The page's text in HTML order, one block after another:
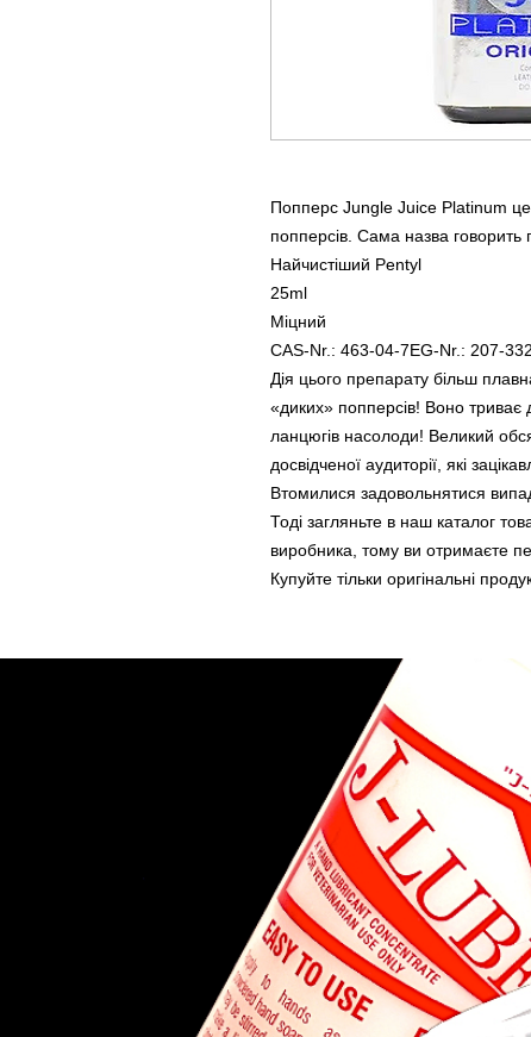
Попперс Jungle Juice Platinum
попперсів. Сама назва говорить
Найчистіший Pentyl
25ml
Міцний
CAS-Nr.: 463-04-7EG-Nr.: 207-
Дія цього препарату більш
«диких» попперсів! Воно триває
ланцюгів насолоди! Великий
досвідченої аудиторії, які
Втомилися задовольнятися
Тоді загляньте в наш каталог
виробника, тому ви отримаєте
Купуйте тільки оригінальні